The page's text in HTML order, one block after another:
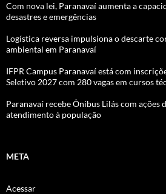
Com nova lei, Paranavaí aumenta a
desastres e emergências
Logística reversa impulsiona o descarte
ambiental em Paranavaí
IFPR Campus Paranavaí está com
Seletivo 2027 com 280 vagas em cursos
Paranavaí recebe Ônibus Lilás com ações
atendimento à população
META
Acessar